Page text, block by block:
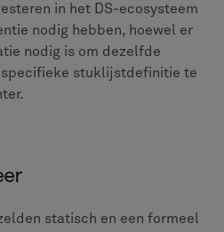
van deze processen in
gespecialiseerde
die functioneert als een
voor organisaties die